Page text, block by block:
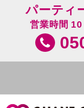
パーティ
営業時間